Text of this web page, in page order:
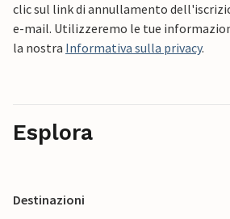
clic sul link di annullamento
e-mail. Utilizzeremo le tue
la nostra Informativa sulla privacy.
Esplora
Destinazioni